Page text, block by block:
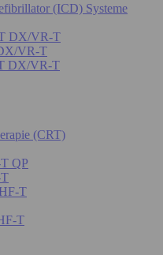
(ICD) Systeme
DX/VR-T
VR-T
DX/VR-T
(CRT)
QP
T
T